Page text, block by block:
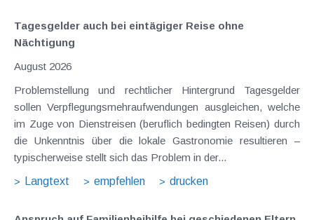
Tagesgelder auch bei eintägiger Reise ohne
Nächtigung
August 2026
Problemstellung und rechtlicher Hintergrund Tagesgelder
sollen Verpflegungsmehraufwendungen ausgleichen, welche
im Zuge von Dienstreisen (beruflich bedingten Reisen) durch
die Unkenntnis über die lokale Gastronomie resultieren –
typischerweise stellt sich das Problem in der...
Langtext
empfehlen drucken